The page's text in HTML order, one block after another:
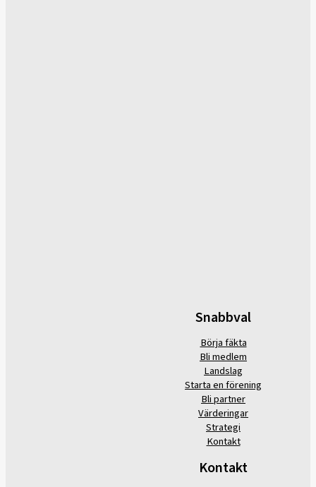
Snabbval
Börja fäkta
Bli medlem
Landslag
Starta en förening
Bli partner
Värderingar
Strategi
Kontakt
Kontakt